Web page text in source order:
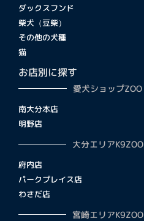
ダックスフンド
柴犬（豆柴）
その他の犬種
猫
お店別に探す
愛犬ショップZOO
南大分本店
明野店
大分エリアK9ZOO
府内店
パークプレイス店
わさだ店
宮崎エリアK9ZOO